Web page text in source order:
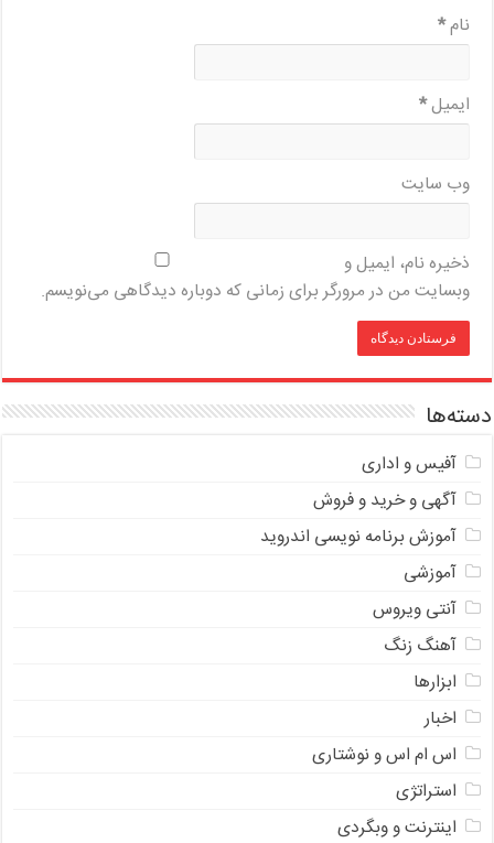
نام*
ایمیل*
وب‌ سایت
ذخیره نام، ایمیل و
وبسایت من در مرورگر برای زمانی که دوباره دیدگاهی می‌نویسم.
دسته‌ها
آفیس و اداری
آگهی و خرید و فروش
آموزش برنامه نویسی اندروید
آموزشی
آنتی ویروس
آهنگ زنگ
ابزارها
اخبار
اس ام اس و نوشتاری
استراتژی
اینترنت و وبگردی